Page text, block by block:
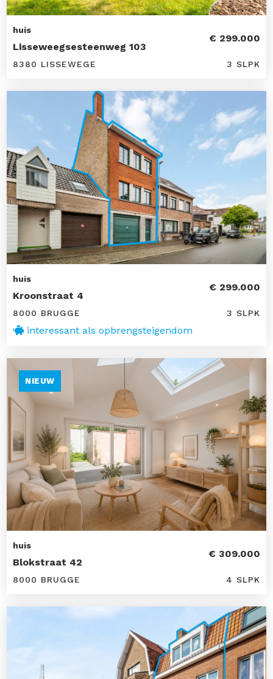
huis
Lisseweegsesteenweg 103
€ 299.000
8380 LISSEWEGE 3 SLPK
huis
Kroonstraat 4
€ 299.000
8000 BRUGGE 3 SLPK
interessant als opbrengsteigendom
NIEUW
huis
Blokstraat 42
€ 309.000
8000 BRUGGE 4 SLPK